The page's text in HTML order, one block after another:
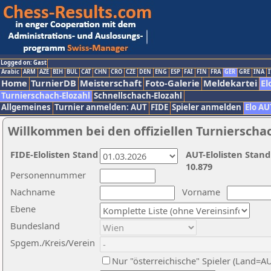
Logged on: Gast
Arabic ARM AZE BIH BUL CAT CHN CRO CZE DEN ENG ESP FAI FIN FRA GER GRE INA
Home TurnierDB Meisterschaft Foto-Galerie Meldekartei
Turnierschach-Elozahl Schnellschach-Elozahl
Allgemeines Turnier anmelden: AUT FIDE Spieler anmelden Elo
Willkommen bei den offiziellen
Nachname
Vorname
Ebene
Personennummer
Bundesland
Spgem./Kreis/Verein
Nur "österreichische" Spieler
AUT-Elolisten
10.879
FIDE-Elolisten Stand